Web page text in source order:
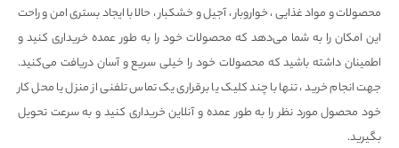
محصولات و مواد غذایی ، خواروبار ، آجیل و خشکبار ، حالا با ایجاد بستری امن و راحت
این امکان را به شما می‌دهد که محصولات خود را به طور عمده خریداری کنید و
اطمینان داشته باشید که محصولات خود را خیلی سریع و آسان دریافت می‌کنید.
جهت انجام خرید ، تنها با چند کلیک یا برقراری یک تماس تلفنی از منزل یا محل کار
خود محصول مورد نظر را به طور عمده و آنلاین خریداری کنید و به سرعت تحویل
بگیرید.